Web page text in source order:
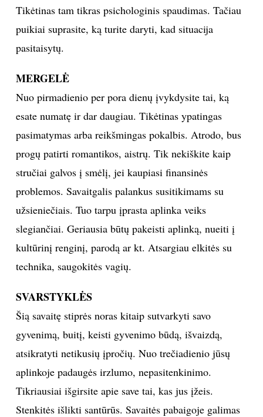
Tikėtinas tam tikras psichologinis spaudimas. Tačiau
puikiai suprasite, ką turite daryti, kad situacija
pasitaisytų.
MERGELĖ
Nuo pirmadienio per pora dienų įvykdysite tai, ką
esate numatę ir dar daugiau. Tikėtinas ypatingas
pasimatymas arba reikšmingas pokalbis. Atrodo, bus
progų patirti romantikos, aistrų. Tik nekiškite kaip
stručiai galvos į smėlį, jei kaupiasi finansinės
problemos. Savaitgalis palankus susitikimams su
užsieniečiais. Tuo tarpu įprasta aplinka veiks
slegiančiai. Geriausia būtų pakeisti aplinką, nueiti į
kultūrinį renginį, parodą ar kt. Atsargiau elkitės su
technika, saugokitės vagių.
SVARSTYKLĖS
Šią savaitę stiprės noras kitaip sutvarkyti savo
gyvenimą, buitį, keisti gyvenimo būdą, išvaizdą,
atsikratyti netikusių įpročių. Nuo trečiadienio jūsų
aplinkoje padaugės irzlumo, nepasitenkinimo.
Tikriausiai išgirsite apie save tai, kas jus įžeis.
Stenkitės išlikti santūrūs. Savaitės pabaigoje galimas